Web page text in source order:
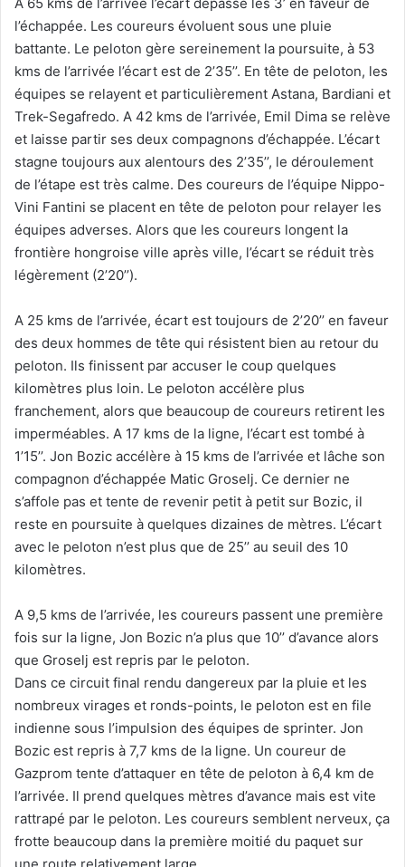
l’échappée. Les coureurs évoluent sous une pluie
battante. Le peloton gère sereinement la poursuite, à 53
kms de l’arrivée l’écart est de 2’35’’. En tête de peloton, les
équipes se relayent et particulièrement Astana, Bardiani et
Trek-Segafredo. A 42 kms de l’arrivée, Emil Dima se relève
et laisse partir ses deux compagnons d’échappée. L’écart
stagne toujours aux alentours des 2’35’’, le déroulement
de l’étape est très calme. Des coureurs de l’équipe Nippo-
Vini Fantini se placent en tête de peloton pour relayer les
équipes adverses. Alors que les coureurs longent la
frontière hongroise ville après ville, l’écart se réduit très
légèrement (2’20’’).
A 25 kms de l’arrivée, écart est toujours de 2’20’’ en faveur
des deux hommes de tête qui résistent bien au retour du
peloton. Ils finissent par accuser le coup quelques
kilomètres plus loin. Le peloton accélère plus
franchement, alors que beaucoup de coureurs retirent les
imperméables. A 17 kms de la ligne, l’écart est tombé à
1’15’’. Jon Bozic accélère à 15 kms de l’arrivée et lâche son
compagnon d’échappée Matic Groselj. Ce dernier ne
s’affole pas et tente de revenir petit à petit sur Bozic, il
reste en poursuite à quelques dizaines de mètres. L’écart
avec le peloton n’est plus que de 25’’ au seuil des 10
kilomètres.
A 9,5 kms de l’arrivée, les coureurs passent une première
fois sur la ligne, Jon Bozic n’a plus que 10’’ d’avance alors
que Groselj est repris par le peloton.
Dans ce circuit final rendu dangereux par la pluie et les
nombreux virages et ronds-points, le peloton est en file
indienne sous l’impulsion des équipes de sprinter. Jon
Bozic est repris à 7,7 kms de la ligne. Un coureur de
Gazprom tente d’attaquer en tête de peloton à 6,4 km de
l’arrivée. Il prend quelques mètres d’avance mais est vite
rattrapé par le peloton. Les coureurs semblent nerveux, ça
frotte beaucoup dans la première moitié du paquet sur